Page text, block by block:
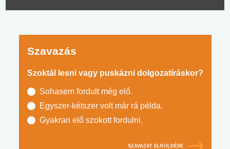
Szavazás
Szoktál lesni vagy puskázni dolgozatíráskor?
Sohasem fordult még elő.
Egyszer-kétszer volt már rá példa.
Gyakran elő szokott fordulni.
SZAVAZAT ELKÜLDÉSE